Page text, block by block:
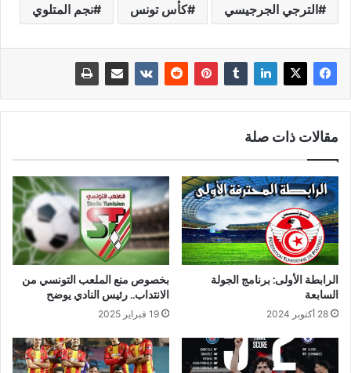
الترجي الجرجيسي كأس تونس نجم المتلوي
مقالات ذات صلة
الرابطة الأولى: برنامج الجولة
السابعة
28 أكتوبر 2024
بخصوص منع الملعب التونسي من
الانتداب.. رئيس النادي يوضح
19 فبراير 2025